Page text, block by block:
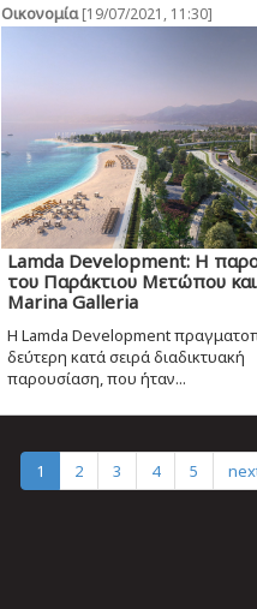
Οικονομία[19/07/2021, 11:30]
Lamda Development: Η
του Παράκτιου Μετώπου
Marina Galleria
Η Lamda Development
δεύτερη κατά σειρά διαδικτυακή
παρουσίαση, που ήταν...
1 2 3 4 5